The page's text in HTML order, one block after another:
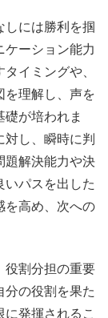
しには勝利を掴
ケーション能力
イミングや、
を理解し、声を
が培われま
し、瞬時に判
題解決能力や決
いパスを出した
を高め、次への
役割分担の重要
分の役割を果た
発揮されるこ